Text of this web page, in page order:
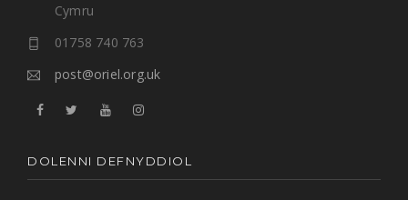
Cymru
01758 740 763
post@oriel.org.uk
DOLENNI DEFNYDDIOL